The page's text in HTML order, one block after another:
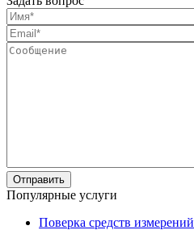
Популярные услуги
Поверка средств измерений